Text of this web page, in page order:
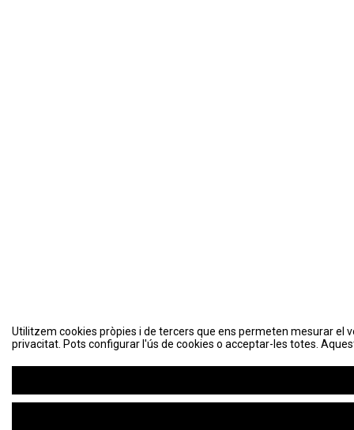
Utilitzem cookies pròpies i de tercers que ens permeten mesurar el
privacitat. Pots configurar l'ús de cookies o acceptar-les totes.